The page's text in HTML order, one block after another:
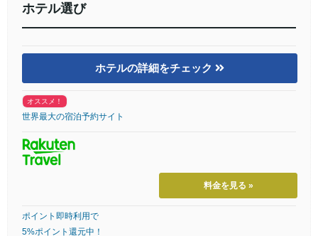
ホテル選び
ホテルの詳細をチェック
オススメ！
世界最大の宿泊予約サイト
料金を見る »
ポイント即時利用で
5%ポイント還元中！